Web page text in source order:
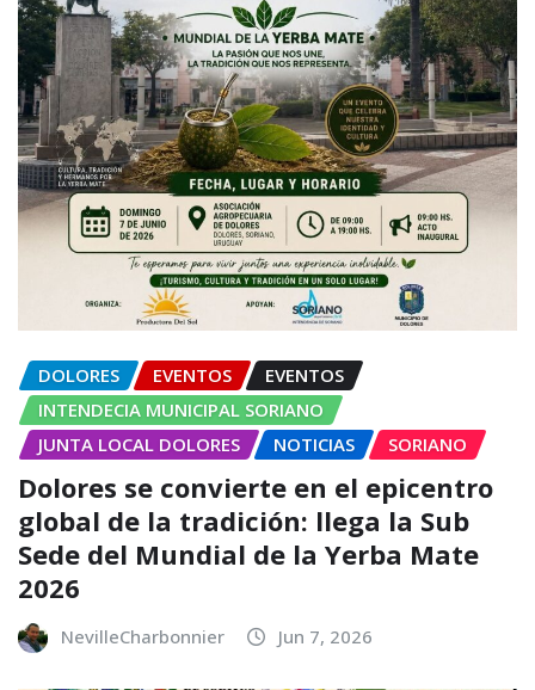
DOLORES EVENTOS
EVENTOS
INTENDECIA MUNICIPAL SORIANO
JUNTA LOCAL DOLORES
NOTICIAS SORIANO
Dolores se convierte en el epicentro
global de la tradición: llega la Sub
Sede del Mundial de la Yerba Mate
2026
NevilleCharbonnier Jun 7, 2026